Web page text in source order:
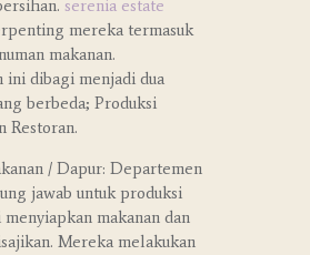
serenia estate
mereka termasuk
makanan.
ini dibagi menjadi dua
berbeda; Produksi
Restoran.
/ Dapur: Departemen
jawab untuk produksi
menyiapkan makanan dan
Mereka melakukan